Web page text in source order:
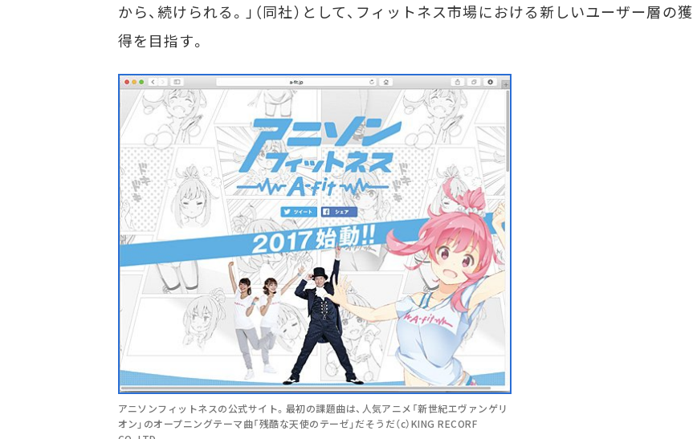
から、続けられる。」（同社）として、フィットネス市場における新しいユーザー層の獲
得を目指す。
アニソンフィットネスの公式サイト。最初の課題曲は、人気アニメ「新世紀エヴァンゲリ
オン」のオープニングテーマ曲「残酷な天使のテーゼ」だそうだ（c）KING RECORF